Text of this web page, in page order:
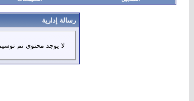
رسالة إدارية
لا يوجد محتوى تم